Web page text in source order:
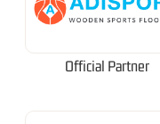
Official Partner